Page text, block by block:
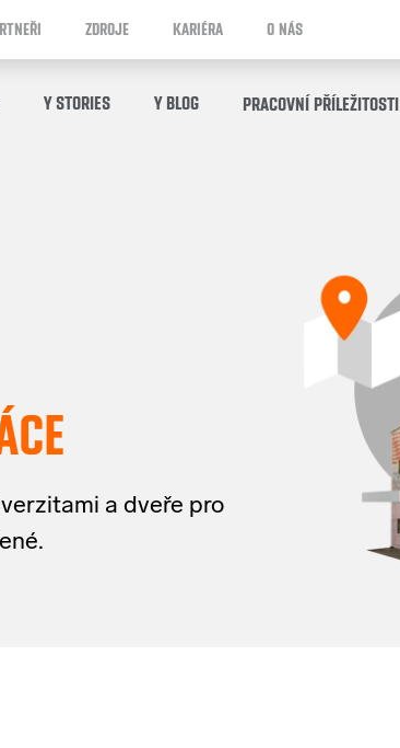
ZDROJE KARIÉRA O NÁS
Y STORIES Y BLOG PRACOVNÍ PŘÍLEŽITOSTI
a dveře pro